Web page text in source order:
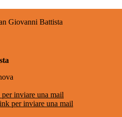
Giovanni Battista
inviare una mail
per inviare una mail